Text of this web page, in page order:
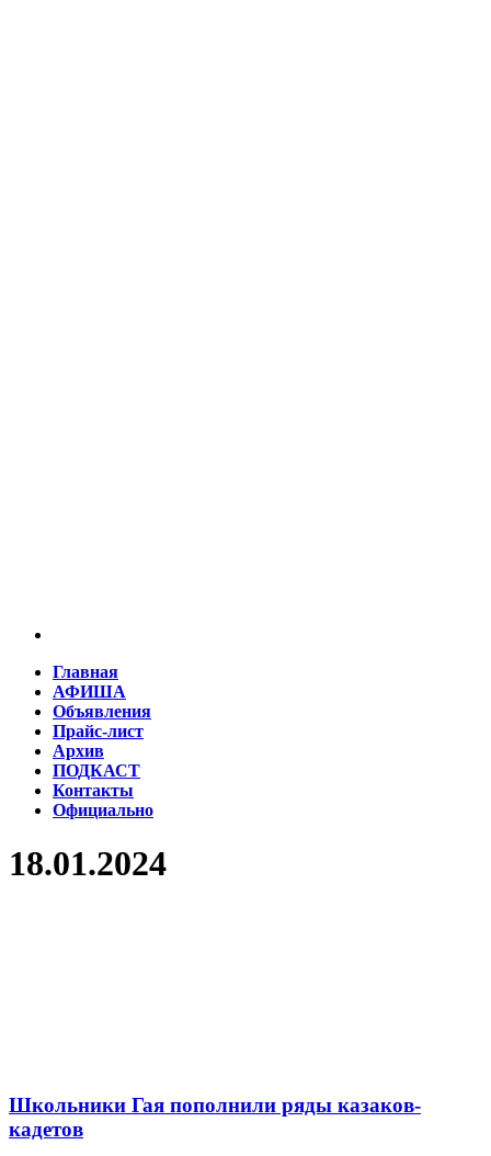
Главная
АФИША
Объявления
Прайс-лист
Архив
ПОДКАСТ
Контакты
Официально
18.01.2024
Школьники Гая пополнили ряды казаков-
кадетов